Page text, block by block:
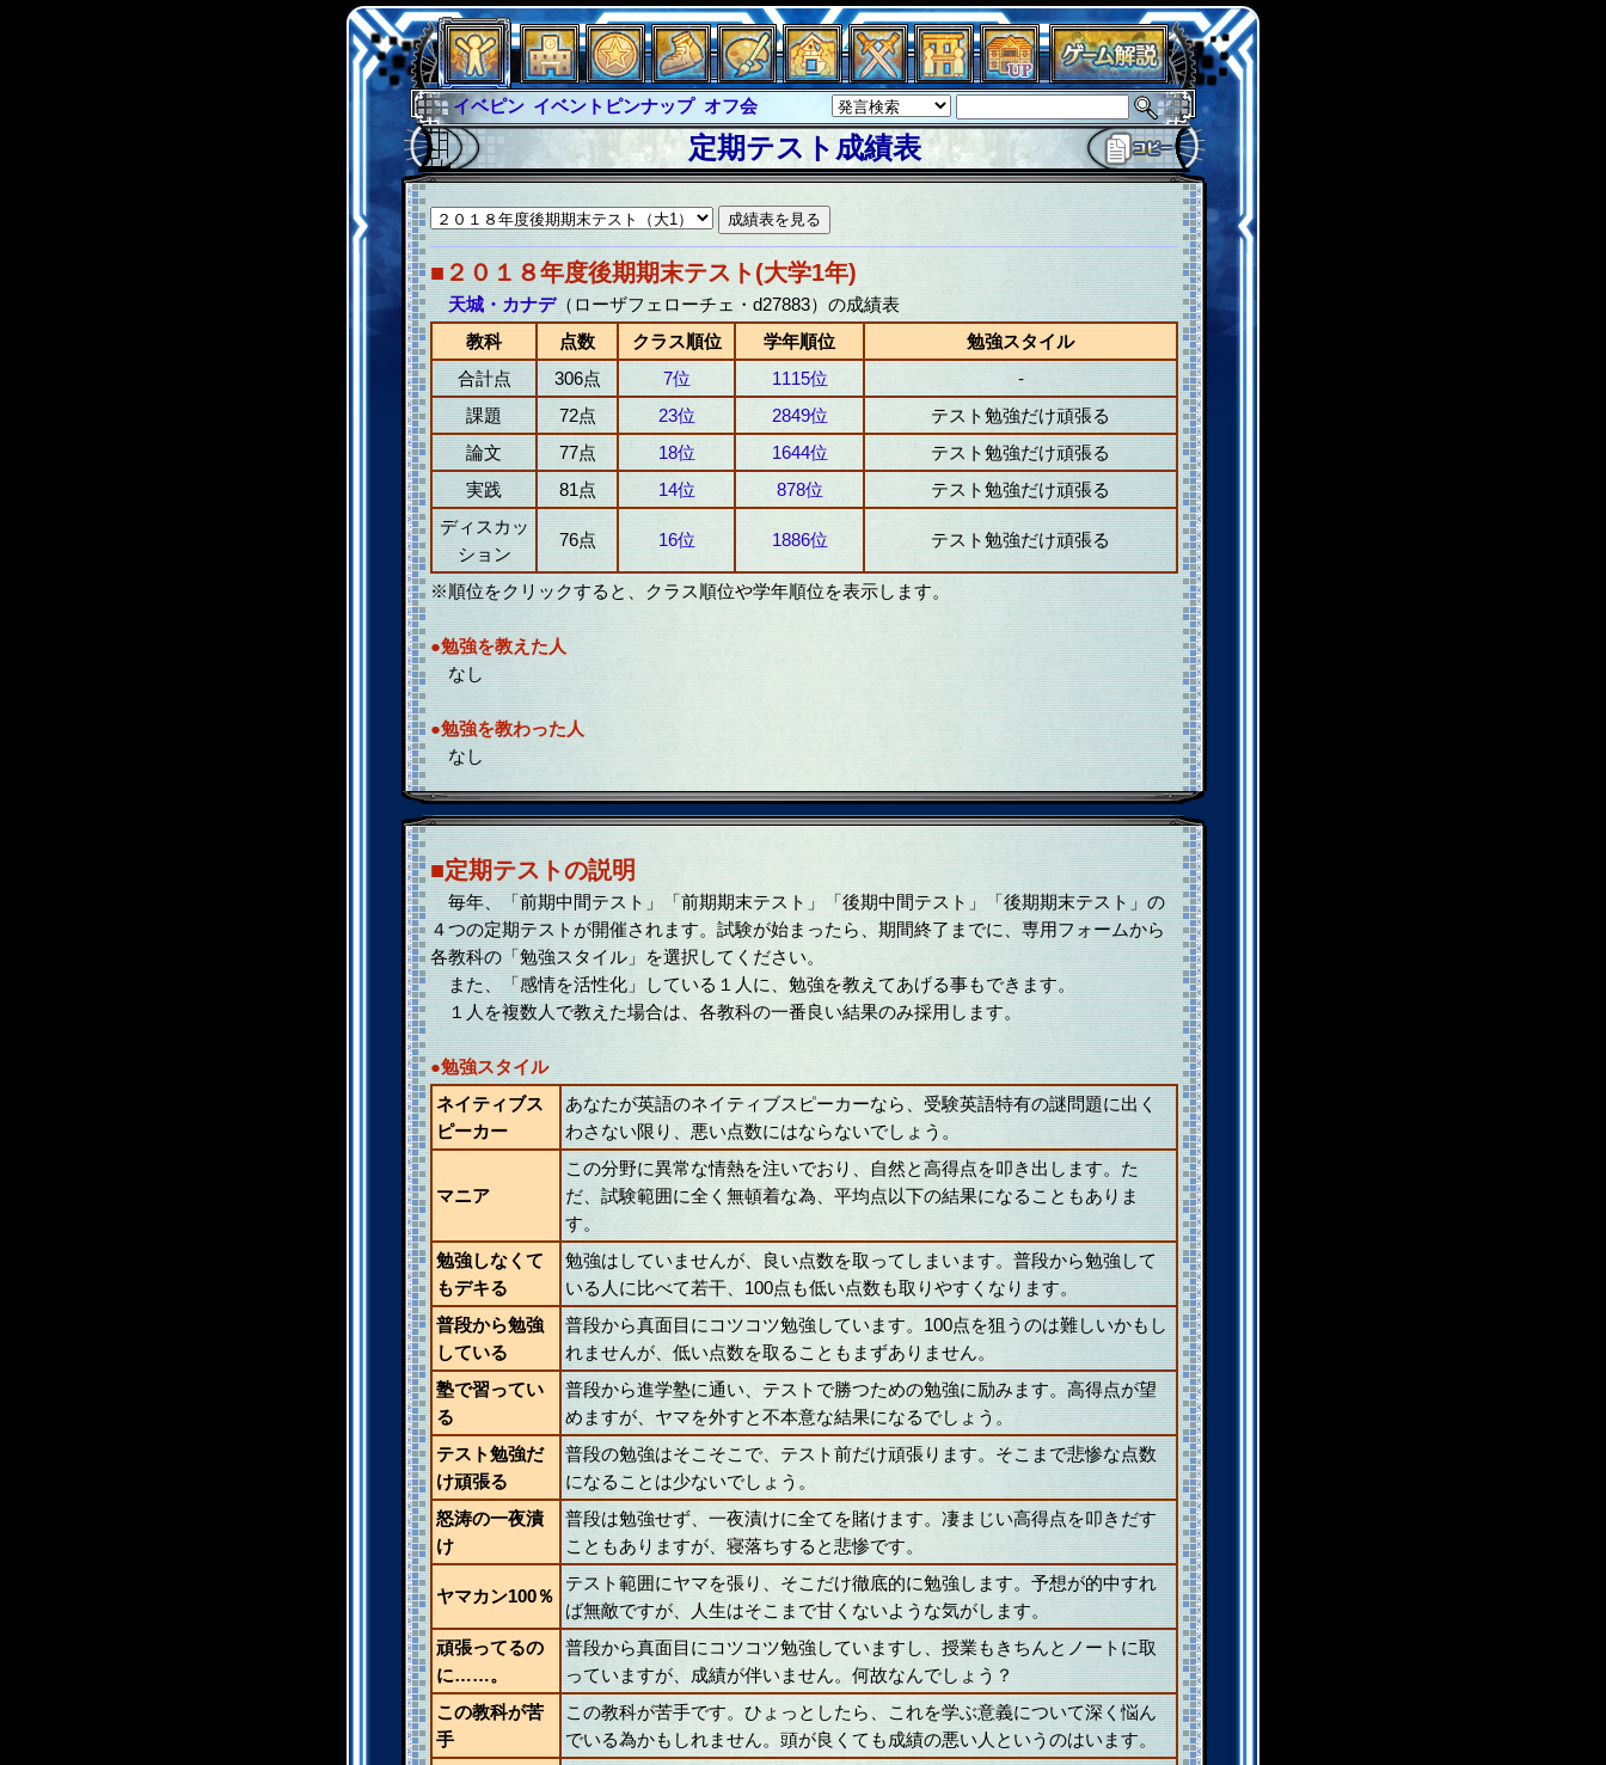
イベピン イベントピンナップ オフ会
グラシャ
グラシャ・ラボラス
グローバルジャスティス サイキックハーツ
サイキックハーツ大戦 シュラウド ソロモン
ファイナル アブソーバー
定期テスト成績表
■２０１８年度後期期末テスト(大学1年)
天城・カナデ（ローザフェローチェ・d27883）の成績表
教科
点数 クラス順位 学年順位
勉強スタイル
合計点
306点 7位 1115位
-
課題
72点 23位 2849位
テスト勉強だけ頑張る
論文
77点 18位 1644位
テスト勉強だけ頑張る
実践
81点 14位 878位
テスト勉強だけ頑張る
ディスカッ
ション
76点 16位 1886位 テスト勉強だけ頑張る
※順位をクリックすると、クラス順位や学年順位を表示します。
●勉強を教えた人
なし
●勉強を教わった人
なし
■定期テストの説明
毎年、「前期中間テスト」「前期期末テスト」「後期中間テスト」「後期期末テスト」の
４つの定期テストが開催されます。試験が始まったら、期間終了までに、専用フォームから
各教科の「勉強スタイル」を選択してください。
また、「感情を活性化」している１人に、勉強を教えてあげる事もできます。
１人を複数人で教えた場合は、各教科の一番良い結果のみ採用します。
●勉強スタイル
ネイティブス
ピーカー
あなたが英語のネイティブスピーカーなら、受験英語特有の謎問題に出く
わさない限り、悪い点数にはならないでしょう。
マニア
この分野に異常な情熱を注いでおり、自然と高得点を叩き出します。た
だ、試験範囲に全く無頓着な為、平均点以下の結果になることもありま
す。
勉強しなくて
もデキる
勉強はしていませんが、良い点数を取ってしまいます。普段から勉強して
いる人に比べて若干、100点も低い点数も取りやすくなります。
普段から勉強
している
普段から真面目にコツコツ勉強しています。100点を狙うのは難しいかもし
れませんが、低い点数を取ることもまずありません。
塾で習ってい
る
普段から進学塾に通い、テストで勝つための勉強に励みます。高得点が望
めますが、ヤマを外すと不本意な結果になるでしょう。
テスト勉強だ
け頑張る
普段の勉強はそこそこで、テスト前だけ頑張ります。そこまで悲惨な点数
になることは少ないでしょう。
怒涛の一夜漬
け
普段は勉強せず、一夜漬けに全てを賭けます。凄まじい高得点を叩きだす
こともありますが、寝落ちすると悲惨です。
ヤマカン100％
テスト範囲にヤマを張り、そこだけ徹底的に勉強します。予想が的中すれ
ば無敵ですが、人生はそこまで甘くないような気がします。
頑張ってるの
に……。
普段から真面目にコツコツ勉強していますし、授業もきちんとノートに取
っていますが、成績が伴いません。何故なんでしょう？
この教科が苦
手
この教科が苦手です。ひょっとしたら、これを学ぶ意義について深く悩ん
でいる為かもしれません。頭が良くても成績の悪い人というのはいます。